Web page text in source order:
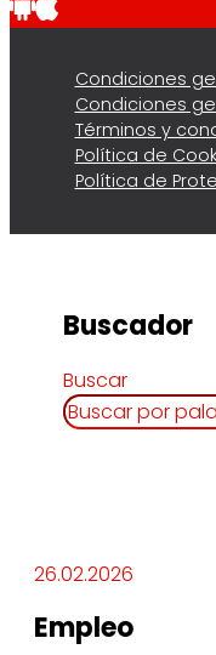
Condiciones
Condiciones
Términos y
Política de
Política de
Buscador
Buscar
26.02.2026
Empleo